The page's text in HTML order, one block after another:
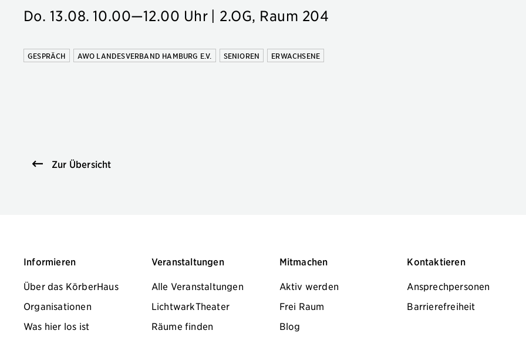
Do. 13.08. 10.00—12.00 Uhr | 2.OG, Raum 204
GESPRÄCH AWO LANDESVERBAND HAMBURG E.V. SENIOREN ERWACHSENE
Zur Übersicht
Informieren
Über das KörberHaus
Organisationen
Was hier los ist
Veranstaltungen
Alle Veranstaltungen
LichtwarkTheater
Räume finden
Mitmachen
Aktiv werden
Frei Raum
Blog
Kontaktieren
Ansprechpersonen
Barrierefreiheit